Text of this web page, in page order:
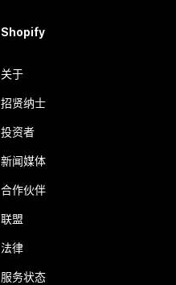
Shopify
关于
招贤纳士
投资者
新闻媒体
合作伙伴
联盟
法律
服务状态